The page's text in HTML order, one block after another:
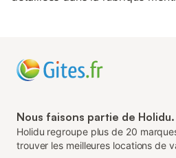
Nous faisons partie de Holidu.
Holidu regroupe plus de 20
trouver les meilleures locations de